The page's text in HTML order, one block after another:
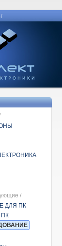
/
ДЛЯ ПК